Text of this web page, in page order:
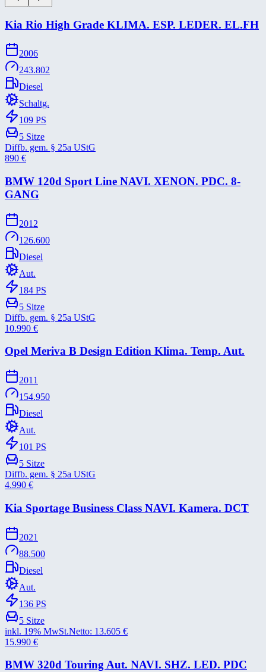
Kia Rio High Grade KLIMA. ESP. LEDER. EL.FH
2006
243.802
Diesel
Schaltg.
109 PS
5 Sitze
Diffb. gem. § 25a UStG
890 €
BMW 120d Sport Line NAVI. XENON. PDC. 8-​
GANG
2012
126.600
Diesel
Aut.
184 PS
5 Sitze
Diffb. gem. § 25a UStG
10.990 €
Opel Meriva B Design Edition Klima. Temp. Aut.
2011
154.950
Diesel
Aut.
101 PS
5 Sitze
Diffb. gem. § 25a UStG
4.990 €
Kia Sportage Business Class NAVI. Kamera. DCT
2021
88.500
Diesel
Aut.
136 PS
5 Sitze
inkl. 19% MwSt.Netto: 13.605 €
15.990 €
BMW 320d Touring Aut. NAVI. SHZ. LED. PDC